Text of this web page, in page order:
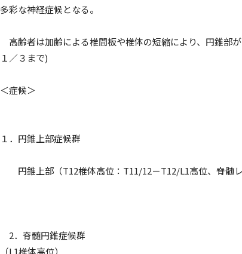
多彩な神経症候となる。
高齢者は加齢による椎間板や椎体の短縮により、円錐部
１／３まで)
＜症候＞
１．円錐上部症候群
円錐上部（T12椎体高位：T11/12－T12/L1高位、脊髄レ
2．脊髄円錐症候群
（L1椎体高位）